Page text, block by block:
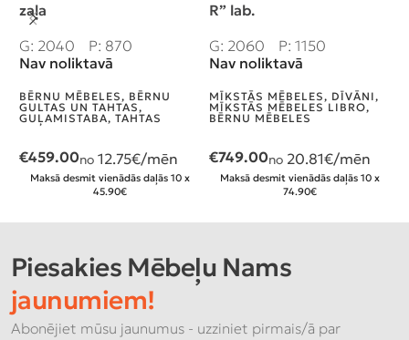
zaļa
G: 2040
P: 870
Nav noliktavā
BĒRNU MĒBELES, BĒRNU
GULTAS UN TAHTAS,
GUĻAMISTABA, TAHTAS
€459.00no 12.75€/mēn
Maksā desmit vienādās daļās 10 x
45.90€
R” lab.
G: 2060
P: 1150
Nav noliktavā
MĪKSTĀS MĒBELES, DĪVĀNI,
MĪKSTĀS MĒBELES LIBRO,
BĒRNU MĒBELES
€749.00no 20.81€/mēn
Maksā desmit vienādās daļās 10 x
74.90€
Piesakies Mēbeļu Nams
jaunumiem!
Abonējiet mūsu jaunumus - uzziniet pirmais/ā par